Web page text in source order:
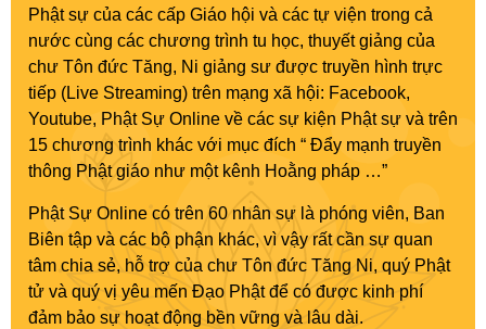
Phật sự của các cấp Giáo hội và các tự viện trong cả
nước cùng các chương trình tu học, thuyết giảng của
chư Tôn đức Tăng, Ni giảng sư được truyền hình trực
tiếp (Live Streaming) trên mạng xã hội: Facebook,
Youtube, Phật Sự Online về các sự kiện Phật sự và trên
15 chương trình khác với mục đích “ Đẩy mạnh truyền
thông Phật giáo như một kênh Hoằng pháp …”
Phật Sự Online có trên 60 nhân sự là phóng viên, Ban
Biên tập và các bộ phận khác, vì vậy rất cần sự quan
tâm chia sẻ, hỗ trợ của chư Tôn đức Tăng Ni, quý Phật
tử và quý vị yêu mến Đạo Phật để có được kinh phí
đảm bảo sự hoạt động bền vững và lâu dài.